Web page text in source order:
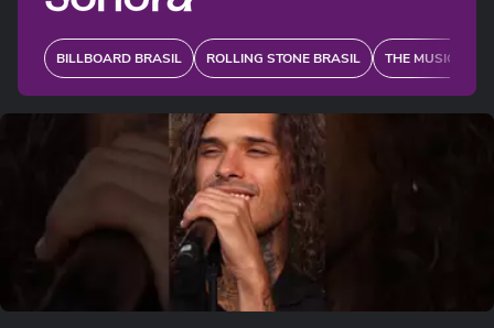
BILLBOARD BRASIL ROLLING STONE BRASIL THE MUSIC
Não foi possível reproduzir o vídeo
Tentar novamente